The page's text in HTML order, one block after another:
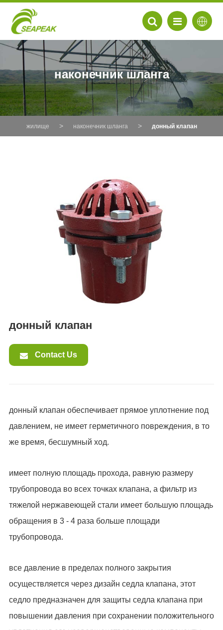
наконечник шланга
жилище наконечник шланга донный клапан
донный клапан
Contact Us
донный клапан обеспечивает прямое уплотнение под
давлением, не имеет герметичного повреждения, в то
же время, бесшумный ход.
имеет полную площадь прохода, равную размеру
трубопровода во всех точках клапана, а фильтр из
тяжелой нержавеющей стали имеет большую площадь
обращения в 3 - 4 раза больше площади
трубопровода.
все давление в пределах полного закрытия
осуществляется через дизайн седла клапана, этот
седло предназначен для защиты седла клапана при
повышении давления при сохранении положительного